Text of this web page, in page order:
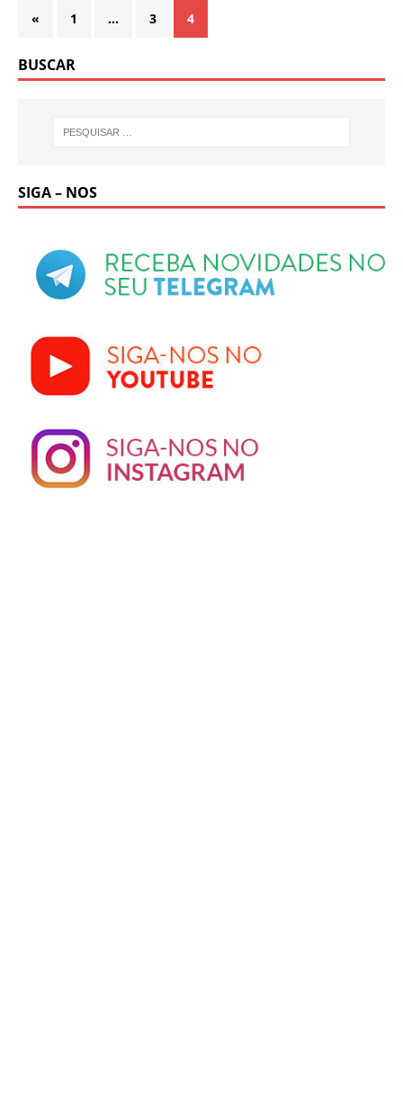
« 1 … 3 4
BUSCAR
SIGA – NOS